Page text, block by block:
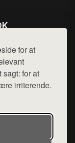
for at
sagt: for at
irriterende.
og privatlivspolitik
en række
produkter fra